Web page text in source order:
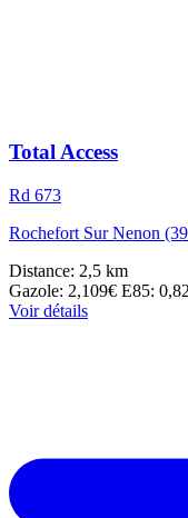
Total Access
Rd 673
Rochefort Sur Nenon
Distance: 2,5 km
Gazole: 2,109€ E85:
Voir détails